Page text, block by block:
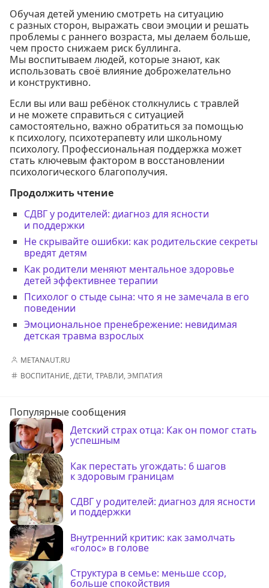
Обучая детей умению смотреть на ситуацию
с разных сторон, выражать свои эмоции и решать
проблемы с раннего возраста, мы делаем больше,
чем просто снижаем риск буллинга.
Мы воспитываем людей, которые знают, как
использовать своё влияние доброжелательно
и конструктивно.
Если вы или ваш ребёнок столкнулись с травлей
и не можете справиться с ситуацией
самостоятельно, важно обратиться за помощью
к психологу, психотерапевту или школьному
психологу. Профессиональная поддержка может
стать ключевым фактором в восстановлении
психологического благополучия.
Продолжить чтение
СДВГ у родителей: диагноз для ясности
и поддержки
Не скрывайте ошибки: как родительские секреты
вредят детям
Как родители меняют ментальное здоровье
детей эффективнее терапии
Психолог о стыде сына: что я не замечала в его
поведении
Эмоциональное пренебрежение: невидимая
детская травма взрослых
METANAUT.RU
ВОСПИТАНИЕ,ДЕТИ,ТРАВЛИ,ЭМПАТИЯ
Популярные сообщения
Детский страх отца: Как он помог стать
успешным
Как перестать угождать: 6 шагов
к здоровым границам
СДВГ у родителей: диагноз для ясности
и поддержки
Внутренний критик: как замолчать
«голос» в голове
Структура в семье: меньше ссор,
больше спокойствия